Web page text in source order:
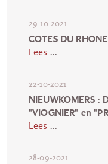
29-10-2021
COTES DU
Lees ...
22-10-2021
NIEUWKOMERS :
"VIOGNIER" en
Lees ...
28-09-2021